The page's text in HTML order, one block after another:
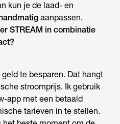
kun je de laad- en
handmatig aanpassen.
STREAM in combinatie
te besparen. Dat hangt
stroomprijs. Ik gebruik
app met een betaald
tarieven in te stellen.